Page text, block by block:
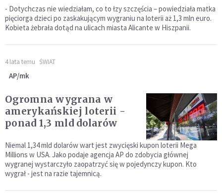
- Dotychczas nie wiedziałam, co to łzy szczęścia – powiedziała matka
pięciorga dzieci po zaskakującym wygraniu na loterii aż 1,3 mln euro.
Kobieta żebrała dotąd na ulicach miasta Alicante w Hiszpanii.
4 lata temu ŚWIAT
AP/mk
Ogromna wygrana w
amerykańskiej loterii -
ponad 1,3 mld dolarów
Niemal 1,34 mld dolarów wart jest zwycięski kupon loterii Mega
Millions w USA. Jako podaje agencja AP do zdobycia głównej
wygranej wystarczyło zaopatrzyć się w pojedynczy kupon. Kto
wygrał - jest na razie tajemnicą.